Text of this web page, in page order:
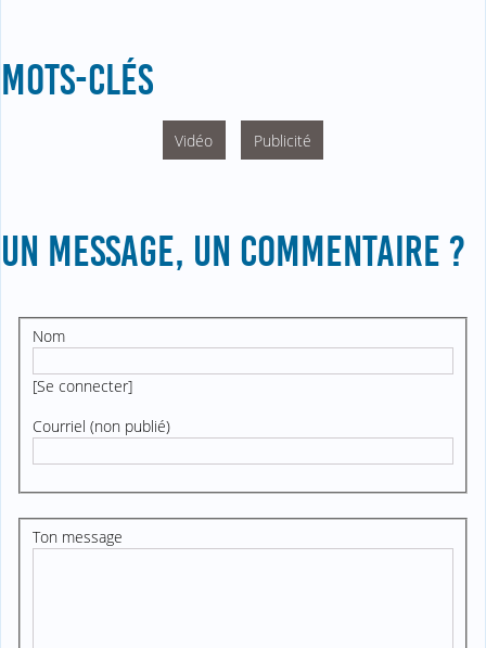
MOTS-CLÉS
Vidéo Publicité
UN MESSAGE, UN COMMENTAIRE ?
Nom
[Se connecter]
Courriel (non publié)
Ton message